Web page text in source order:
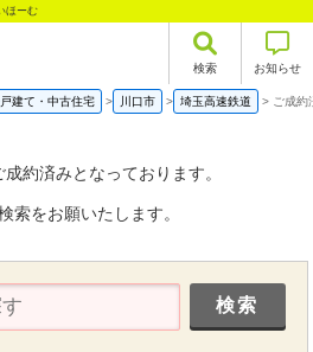
ほーむ
検索 お知らせ
建て・中古住宅 川口市 埼玉高速鉄道 ご成約
約済みとなっております。
索をお願いたします。